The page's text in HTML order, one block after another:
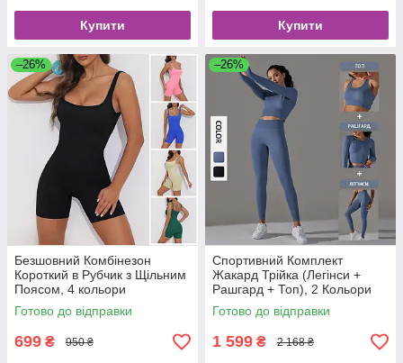
Купити Купити
–26%
Безшовний Комбінезон
Короткий в Рубчик з Щільним
Поясом, 4 кольори
Готово до відправки
699 ₴ 950 ₴
–26%
Спортивний Комплект
Жакард Трійка (Легінси +
Рашгард + Топ), 2 Кольори
Готово до відправки
1 599 ₴ 2 168 ₴